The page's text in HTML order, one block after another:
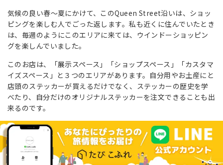
気候の良い春〜夏にかけて、このQueen Street沿いは、ショッ
ピングを楽しむ人でごった返します。私も近くに住んでいたとき
は、毎週のようにこのエリアに来ては、ウインドーショッピン
グを楽しんでいました。
このお店は、「展示スペース」「ショップスペース」「カスタマ
イズスペース」と３つのエリアがあります。自分用やお土産にと
店頭のステッカーが買えるだけでなく、ステッカーの歴史を学
べたり、自分だけのオリジナルステッカーを注文できることも出
来るのです。